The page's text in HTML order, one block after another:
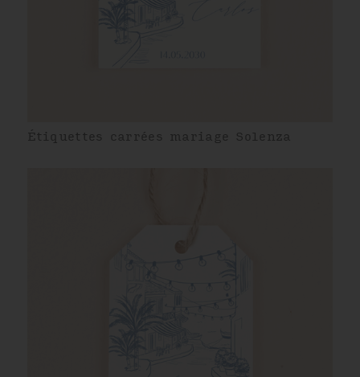
Étiquettes carrées mariage Solenza